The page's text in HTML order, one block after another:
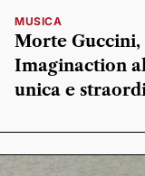
MUSICA
Morte Guccini,
Imaginaction
unica e